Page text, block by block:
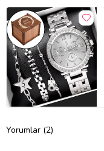
Yorumlar (2)